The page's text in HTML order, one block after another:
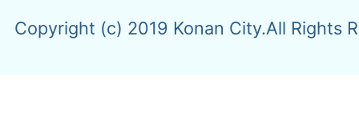
Copyright (c) 2019 Konan City.All Rights